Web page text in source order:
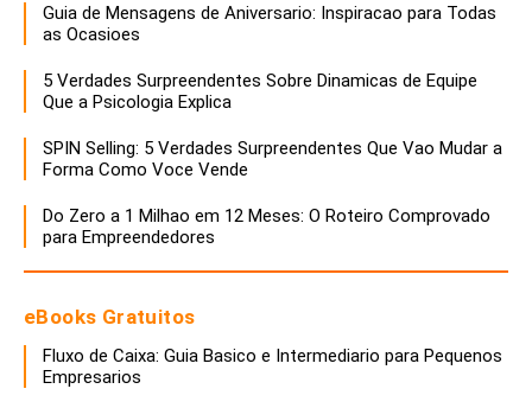
Guia de Mensagens de Aniversario: Inspiracao para Todas
as Ocasioes
5 Verdades Surpreendentes Sobre Dinamicas de Equipe
Que a Psicologia Explica
SPIN Selling: 5 Verdades Surpreendentes Que Vao Mudar a
Forma Como Voce Vende
Do Zero a 1 Milhao em 12 Meses: O Roteiro Comprovado
para Empreendedores
eBooks Gratuitos
Fluxo de Caixa: Guia Basico e Intermediario para Pequenos
Empresarios